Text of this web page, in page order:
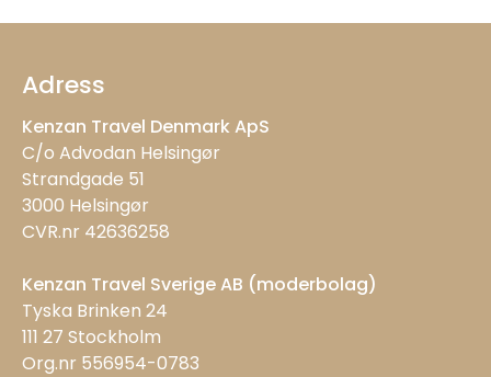
Adress
Kenzan Travel Denmark ApS
C/o Advodan Helsingør
Strandgade 51
3000 Helsingør
CVR.nr 42636258
Kenzan Travel Sverige AB (moderbolag)
Tyska Brinken 24
111 27 Stockholm
Org.nr 556954-0783